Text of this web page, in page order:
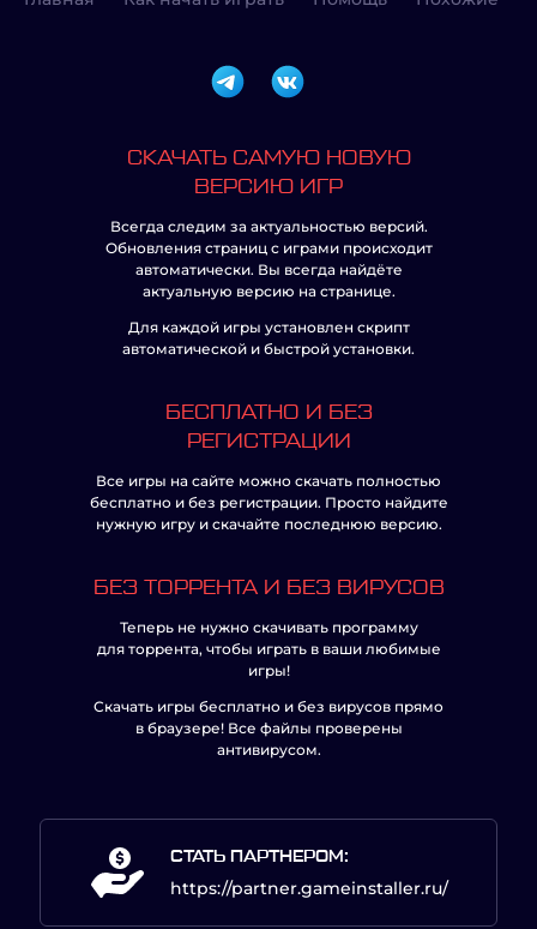
СКАЧАТЬ САМУЮ НОВУЮ
ВЕРСИЮ ИГР
Всегда следим за актуальностью версий.
Обновления страниц с играми происходит
автоматически. Вы всегда найдёте
актуальную версию на странице.
Для каждой игры установлен скрипт
автоматической и быстрой установки.
БЕСПЛАТНО И БЕЗ
РЕГИСТРАЦИИ
Все игры на сайте можно скачать полностью
бесплатно и без регистрации. Просто найдите
нужную игру и скачайте последнюю версию.
БЕЗ ТОРРЕНТА И БЕЗ ВИРУСОВ
Теперь не нужно скачивать программу
для торрента, чтобы играть в ваши любимые
игры!
Скачать игры бесплатно и без вирусов прямо
в браузере! Все файлы проверены
антивирусом.
СТАТЬ ПАРТНЕРОМ:
https://partner.gameinstaller.ru/